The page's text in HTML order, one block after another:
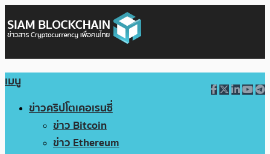
เมนู
ข่าวคริปโตเคอเรนซี่
ข่าว Bitcoin
ข่าว Ethereum